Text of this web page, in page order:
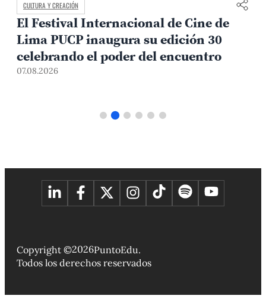
CAMPUS Y COMUNIDAD
Avances en el diálogo con los
representantes estudiantiles
07.08.2026
Copyright ©2026PuntoEdu.
Todos los derechos reservados